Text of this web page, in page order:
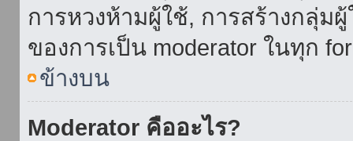
การหวงห้ามผู้ใช้, การสร้างกลุ่ม
ของการเป็น moderator ในทุก
ข้างบน
Moderator คืออะไร?